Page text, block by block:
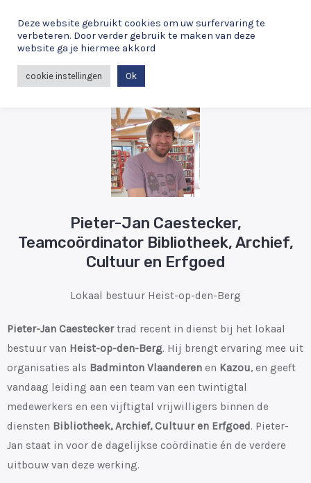
naar
inhoud
Pieter-Jan Caestecker,
Teamcoördinator Bibliotheek, Archief,
Cultuur en Erfgoed
Lokaal bestuur Heist-op-den-Berg
Pieter-Jan Caesteckertrad recent in dienst bij het lokaal
bestuur van Heist-op-den-Berg. Hij brengt ervaring mee uit
organisaties als Badminton Vlaanderen en Kazou, en geeft
vandaag leiding aan een team van een twintigtal
medewerkers en een vijftigtal vrijwilligers binnen de
diensten Bibliotheek, Archief, Cultuur en Erfgoed. Pieter-
Jan staat in voor de dagelijkse coördinatie én de verdere
uitbouw van deze werking.
Deze website gebruikt cookies om uw surfervaring te
verbeteren. Door verder gebruik te maken van deze
website ga je hiermee akkord
cookie instellingen Ok